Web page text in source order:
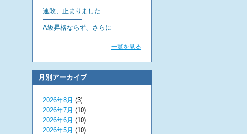
連敗、止まりました
A級昇格ならず、さらに
一覧を見る
月別アーカイブ
2026年8月 (3)
2026年7月 (10)
2026年6月 (10)
2026年5月 (10)